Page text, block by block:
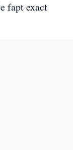
fapt exact